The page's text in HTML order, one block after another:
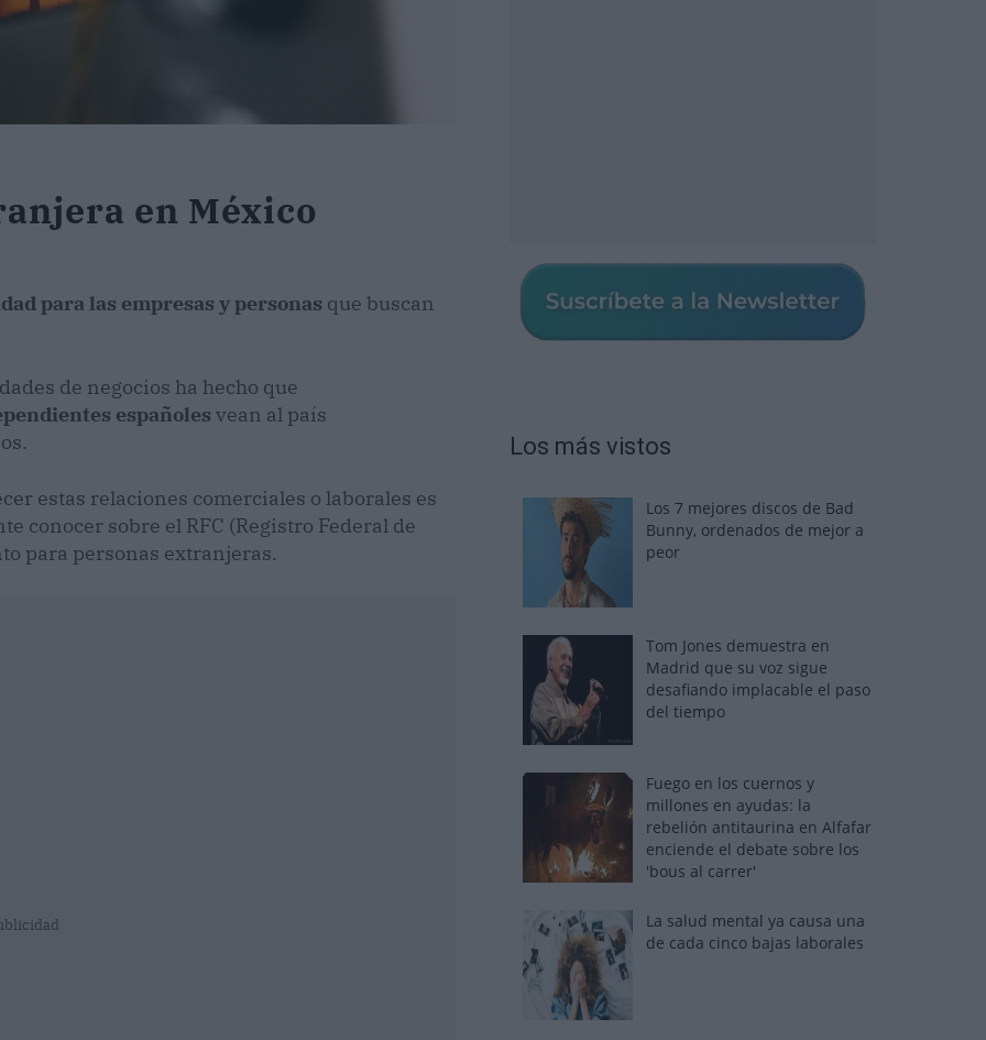
en México
para las empresas y personas que buscan
de negocios ha hecho que
españoles vean al país
estas relaciones comerciales o laborales es
conocer sobre el RFC (Registro Federal de
para personas extranjeras.
Los más vistos
Los 7 mejores discos de Bad
Bunny, ordenados de mejor a
peor
Tom Jones demuestra en
Madrid que su voz sigue
desafiando implacable el paso
del tiempo
Fuego en los cuernos y
millones en ayudas: la
rebelión antitaurina en Alfafar
enciende el debate sobre los
'bous al carrer'
La salud mental ya causa una
de cada cinco bajas laborales